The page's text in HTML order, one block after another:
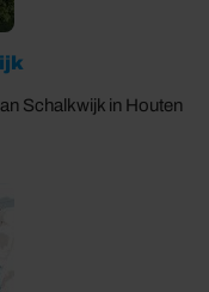
Schalkwijk in Houten